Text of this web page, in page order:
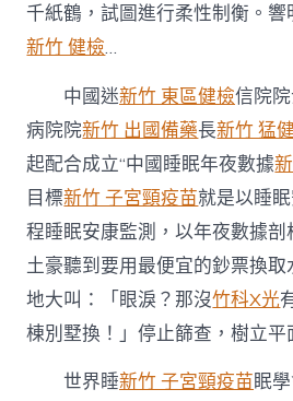
千紙鶴，試圖進行柔性制衡。
新竹 健檢…
中國迷新竹 東區健檢信院
病院院新竹 出國備藥長新竹 猛
起配合成立“中國睡眠年夜數據
目標新竹 子宮頸疫苗就是以睡
程睡眠安康監測，以年夜數據
土豪聽到要用最便宜的鈔票換
地大叫：「眼淚？那沒竹科X光
棟別墅換！」停止篩查，樹立平
世界睡新竹 子宮頸疫苗眠